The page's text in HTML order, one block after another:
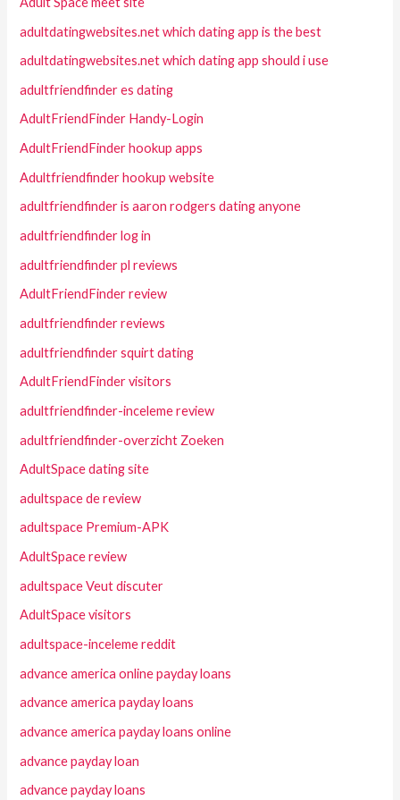
adultdatingwebsites.net which dating app is the best
adultdatingwebsites.net which dating app should i use
adultfriendfinder es dating
AdultFriendFinder Handy-Login
AdultFriendFinder hookup apps
Adultfriendfinder hookup website
adultfriendfinder is aaron rodgers dating anyone
adultfriendfinder log in
adultfriendfinder pl reviews
AdultFriendFinder review
adultfriendfinder reviews
adultfriendfinder squirt dating
AdultFriendFinder visitors
adultfriendfinder-inceleme review
adultfriendfinder-overzicht Zoeken
AdultSpace dating site
adultspace de review
adultspace Premium-APK
AdultSpace review
adultspace Veut discuter
AdultSpace visitors
adultspace-inceleme reddit
advance america online payday loans
advance america payday loans
advance america payday loans online
advance payday loan
advance payday loans